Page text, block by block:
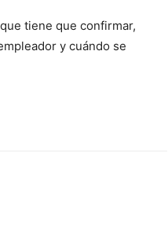
tiene que confirmar,
y cuándo se